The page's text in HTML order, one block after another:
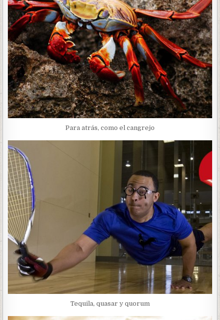
Para atrás, como el cangrejo
Tequila, quasar y quorum